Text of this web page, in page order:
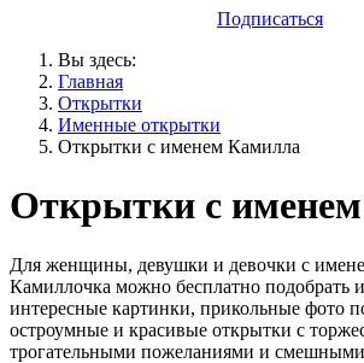
Подписаться
Вы здесь:
Главная
Открытки
Именные открытки
Открытки с именем Камилла
Открытки с
Для женщины, девушки и девочки с
Камиллочка можно бесплатно подобрать и
интересные картинки, прикольные фото
остроумные и красивые открытки с
трогательными пожеланиями и